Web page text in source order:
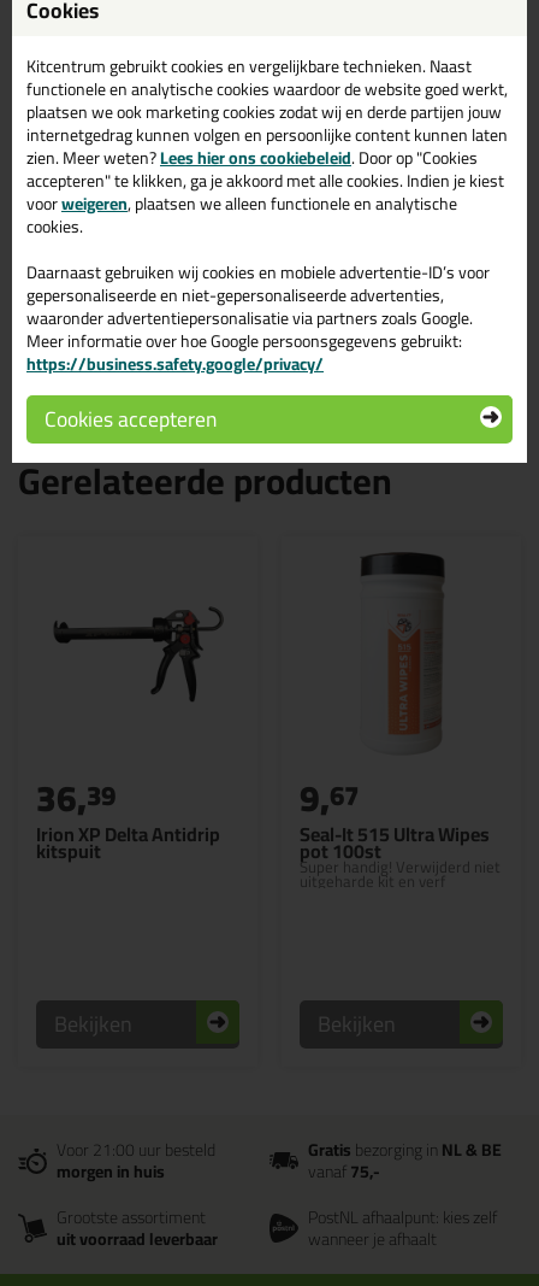
Omschrijving
Zwaluw Window Seal Easy
290ml in Grijs
Zoek je kit in een specifieke kleur? Gevonden! Deze glaskit
Zwaluw Window Seal Easy 290ml in de kleur Grijs is te gebruiken
voor verschillende toepassingen. Een duurzame en veelzijdige kit
welke makkelijk te verwerken is. Perfect als je een bijpassende
kleur zoekt met gegarandeerd een topresultaat. Bestel de Zwaluw
Window Seal Easy 290ml in kleur Grijs vandaag nog! Op voorraad
en op werkdagen besteld = morgen in huis.
Wil je meer weten over de toepassing en kenmerken van dit
product?Lees alles over dit product >
Gerelateerde producten
Irion XP Delta Antidrip
kitspuit
36,39
Bekijken
Seal-It 515 Ultra Wipes
pot 100st
Super handig! Verwijderd niet
uitgeharde kit en verf
9,67
Bekijken
Voor 21:00 uur besteld
morgen in huis
Gratisbezorging inNL & BE
vanaf75,-
Grootste assortiment
uit voorraad leverbaar
PostNL afhaalpunt: kies zelf
wanneer je afhaalt
Cookies
Kitcentrum gebruikt cookies en vergelijkbare technieken. Naast
functionele en analytische cookies waardoor de website goed werkt,
plaatsen we ook marketing cookies zodat wij en derde partijen jouw
internetgedrag kunnen volgen en persoonlijke content kunnen laten
zien. Meer weten?Lees hier ons cookiebeleid. Door op "Cookies
accepteren" te klikken, ga je akkoord met alle cookies. Indien je kiest
voorweigeren, plaatsen we alleen functionele en analytische
cookies.
Daarnaast gebruiken wij cookies en mobiele advertentie-ID’s voor
gepersonaliseerde en niet-gepersonaliseerde advertenties,
waaronder advertentiepersonalisatie via partners zoals Google.
Meer informatie over hoe Google persoonsgegevens gebruikt:
https://business.safety.google/privacy/
Cookies accepteren